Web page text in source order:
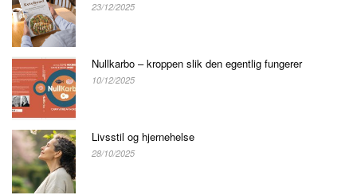
23/12/2025
Nullkarbo – kroppen slik den egentlig fungerer
10/12/2025
Livsstil og hjernehelse
28/10/2025